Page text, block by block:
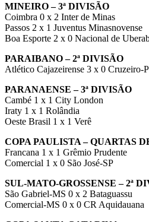
MINEIRO – 3ª DIVISÃO
Coimbra 0 x 2 Inter de Minas
Passos 2 x 1 Juventus Minasnovense
Boa Esporte 2 x 0 Nacional de
PARAIBANO – 2ª DIVISÃO
Atlético Cajazeirense 3 x 0 Cruzeiro-
PARANAENSE – 3ª DIVISÃO
Cambé 1 x 1 City London
Iraty 1 x 1 Rolândia
Oeste Brasil 1 x 1 Verê
COPA PAULISTA – QUARTAS
Francana 1 x 1 Grêmio Prudente
Comercial 1 x 0 São José-SP
SUL-MATO-GROSSENSE – 2ª
São Gabriel-MS 0 x 2 Bataguassu
Comercial-MS 0 x 0 CR Aquidauana